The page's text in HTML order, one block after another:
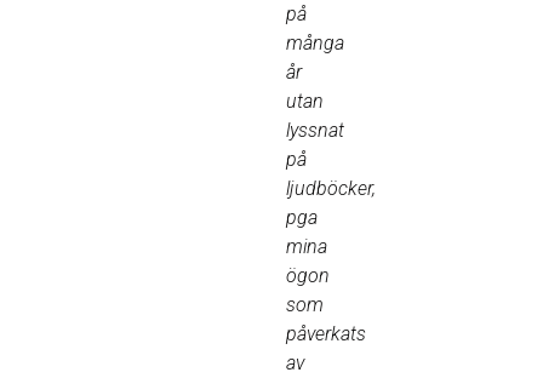
på
många
år
utan
lyssnat
på
ljudböcker,
pga
mina
ögon
som
påverkats
av